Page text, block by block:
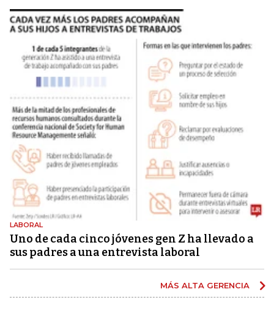
LABORAL
Uno de cada cinco jóvenes gen Z ha llevado a
sus padres a una entrevista laboral
MÁS ALTA GERENCIA